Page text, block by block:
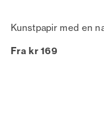
Kunstpapir med en
Fra kr 169